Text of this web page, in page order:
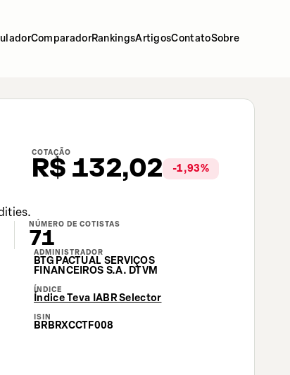
ComparadorRankingsArtigosContatoSobre
COTAÇÃO
R$ 132,02 -1,93%
NÚMERO DE COTISTAS
71
ADMINISTRADOR
BTG PACTUAL SERVIÇOS
FINANCEIROS S.A. DTVM
ÍNDICE
Índice Teva IABR Selector
ISIN
BRBRXCCTF008